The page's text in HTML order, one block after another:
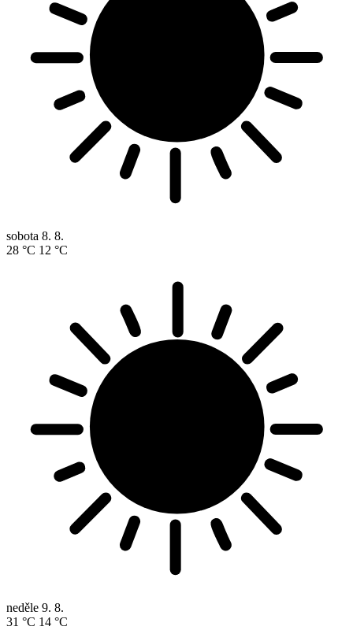
sobota 8. 8.
28 °C 12 °C
neděle 9. 8.
31 °C 14 °C